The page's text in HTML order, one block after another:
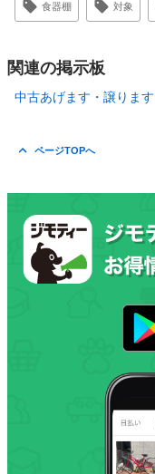
食器棚 対象
関連の掲示板
中古あげます・譲ります
ページTOPへ